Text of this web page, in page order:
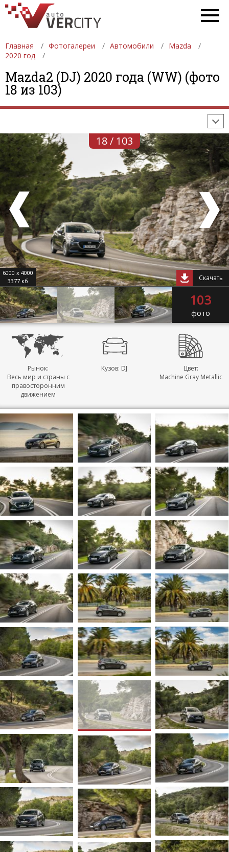
Главная Фотогалереи Автомобили
Mazda
2020 год
Mazda2 (DJ) 2020 года (WW) (фото
18 из 103)
ФОТОГАЛЕРЕИ АВТОМОБИЛИ
ДЕВУШКИ
АВТОСАЛОНЫ
18 / 103
6000 x 4000
3377 кб
Скачать
103
фото
Рынок:
Весь мир и страны с
правосторонним
движением
Кузов: DJ
Цвет:
Machine Gray Metallic